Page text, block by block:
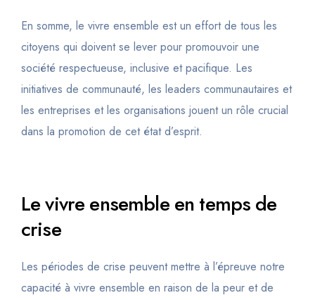
En somme, le vivre ensemble est un effort de tous les
citoyens qui doivent se lever pour promouvoir une
société respectueuse, inclusive et pacifique. Les
initiatives de communauté, les leaders communautaires et
les entreprises et les organisations jouent un rôle crucial
dans la promotion de cet état d’esprit.
Le vivre ensemble en temps de
crise
Les périodes de crise peuvent mettre à l’épreuve notre
capacité à vivre ensemble en raison de la peur et de